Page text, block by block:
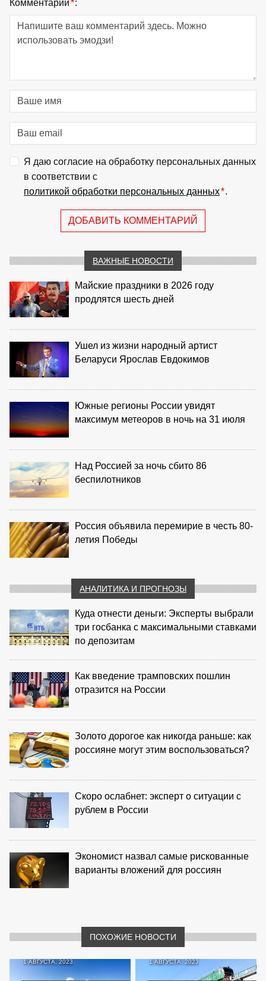
Комментарий*:
Я даю согласие на обработку персональных данных
в соответствии с
политикой обработки персональных данных*.
ДОБАВИТЬ КОММЕНТАРИЙ
ВАЖНЫЕ НОВОСТИ
Майские праздники в 2026 году
продлятся шесть дней
Ушел из жизни народный артист
Беларуси Ярослав Евдокимов
Южные регионы России увидят
максимум метеоров в ночь на 31 июля
Над Россией за ночь сбито 86
беспилотников
Россия объявила перемирие в честь 80-
летия Победы
АНАЛИТИКА И ПРОГНОЗЫ
Куда отнести деньги: Эксперты выбрали
три госбанка с максимальными ставками
по депозитам
Как введение трамповских пошлин
отразится на России
Золото дорогое как никогда раньше: как
россияне могут этим воспользоваться?
Скоро ослабнет: эксперт о ситуации с
рублем в России
Экономист назвал самые рискованные
варианты вложений для россиян
ПОХОЖИЕ НОВОСТИ
1 АВГУСТА, 2023 1 АВГУСТА, 2023